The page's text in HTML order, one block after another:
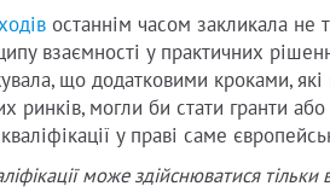
останнім часом закликала не
взаємності у практичних
що додатковими кроками,
ринків, могли би стати гранти
у праві саме
може здійснюватися тільки